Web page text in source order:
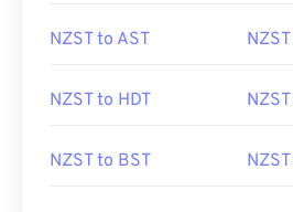
NZST to AST
NZST to HDT
NZST to BST